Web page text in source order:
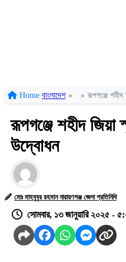
Home বাংলাদেশ » » রূপগঞ্জে শহীদ
রূপগঞ্জে শহীদ জিয়া
উদ্বোধন
মোঃ মাহবুবুর রহমান নারায়ণগঞ্জ জেলা প্রতিনিধি
সোমবার, ১৩ জানুয়ারি ২০২৫ -